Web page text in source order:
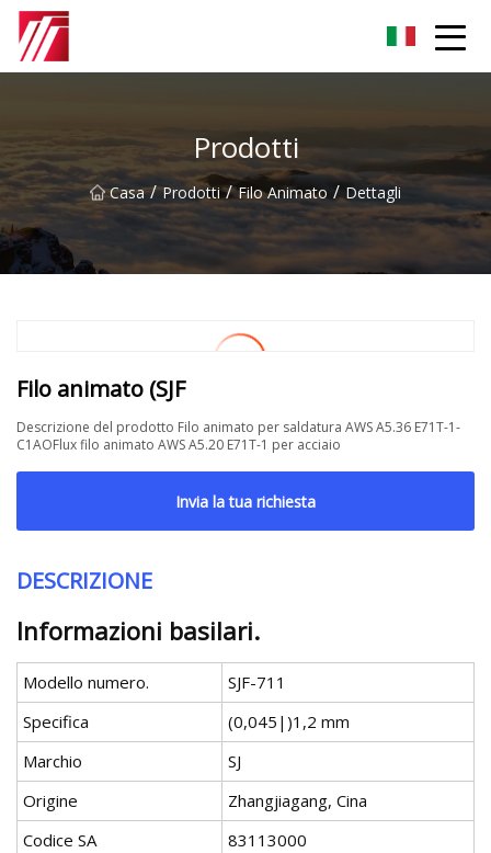
Prodotti
Casa / Prodotti / Filo Animato / Dettagli
Filo animato (SJF
Descrizione del prodotto Filo animato per saldatura AWS A5.36 E71T-1-
C1AOFlux filo animato AWS A5.20 E71T-1 per acciaio
Invia la tua richiesta
DESCRIZIONE
Informazioni basilari.
Modello numero.
SJF-711
Specifica
(0,045|)1,2 mm
Marchio
SJ
Origine
Zhangjiagang, Cina
Codice SA
83113000